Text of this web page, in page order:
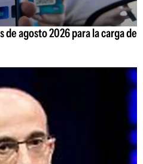
agosto 2026 para la carga de